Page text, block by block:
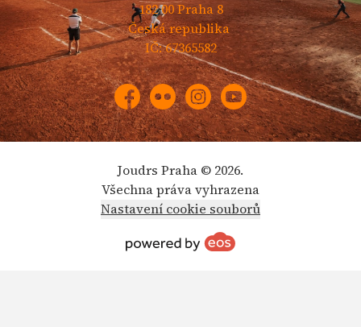
182 00 Praha 8
Česká republika
IČ: 67365582
Facebook
FlickrInstagramYouTube
Joudrs Praha © 2026.
Všechna práva vyhrazena
Nastavení cookie souborů